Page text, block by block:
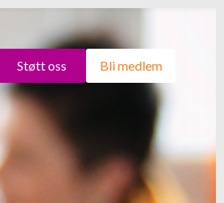
Støtt oss Bli medlem